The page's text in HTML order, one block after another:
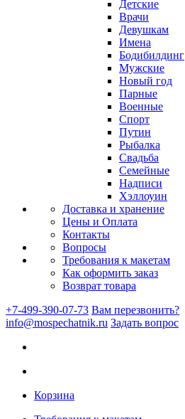
Детские
Врачи
Девушкам
Имена
Бодибилдинг
Мужские
Новый год
Парные
Военные
Спорт
Путин
Рыбалка
Свадьба
Семейные
Надписи
Хэллоуин
Доставка и хранение
Цены и Оплата
Контакты
Вопросы
Требования к макетам
Как оформить заказ
Возврат товара
+7-499-390-07-73 Вам перезвонить?
info@mospechatnik.ru Задать вопрос
Корзина